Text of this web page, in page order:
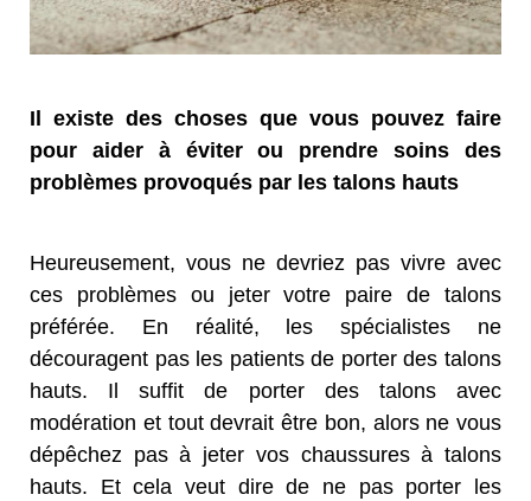
Il existe des choses que vous pouvez faire
pour aider à éviter ou prendre soins des
problèmes provoqués par les talons hauts
Heureusement, vous ne devriez pas vivre avec
ces problèmes ou jeter votre paire de talons
préférée. En réalité, les spécialistes ne
découragent pas les patients de porter des talons
hauts. Il suffit de porter des talons avec
modération et tout devrait être bon, alors ne vous
dépêchez pas à jeter vos chaussures à talons
hauts. Et cela veut dire de ne pas porter les